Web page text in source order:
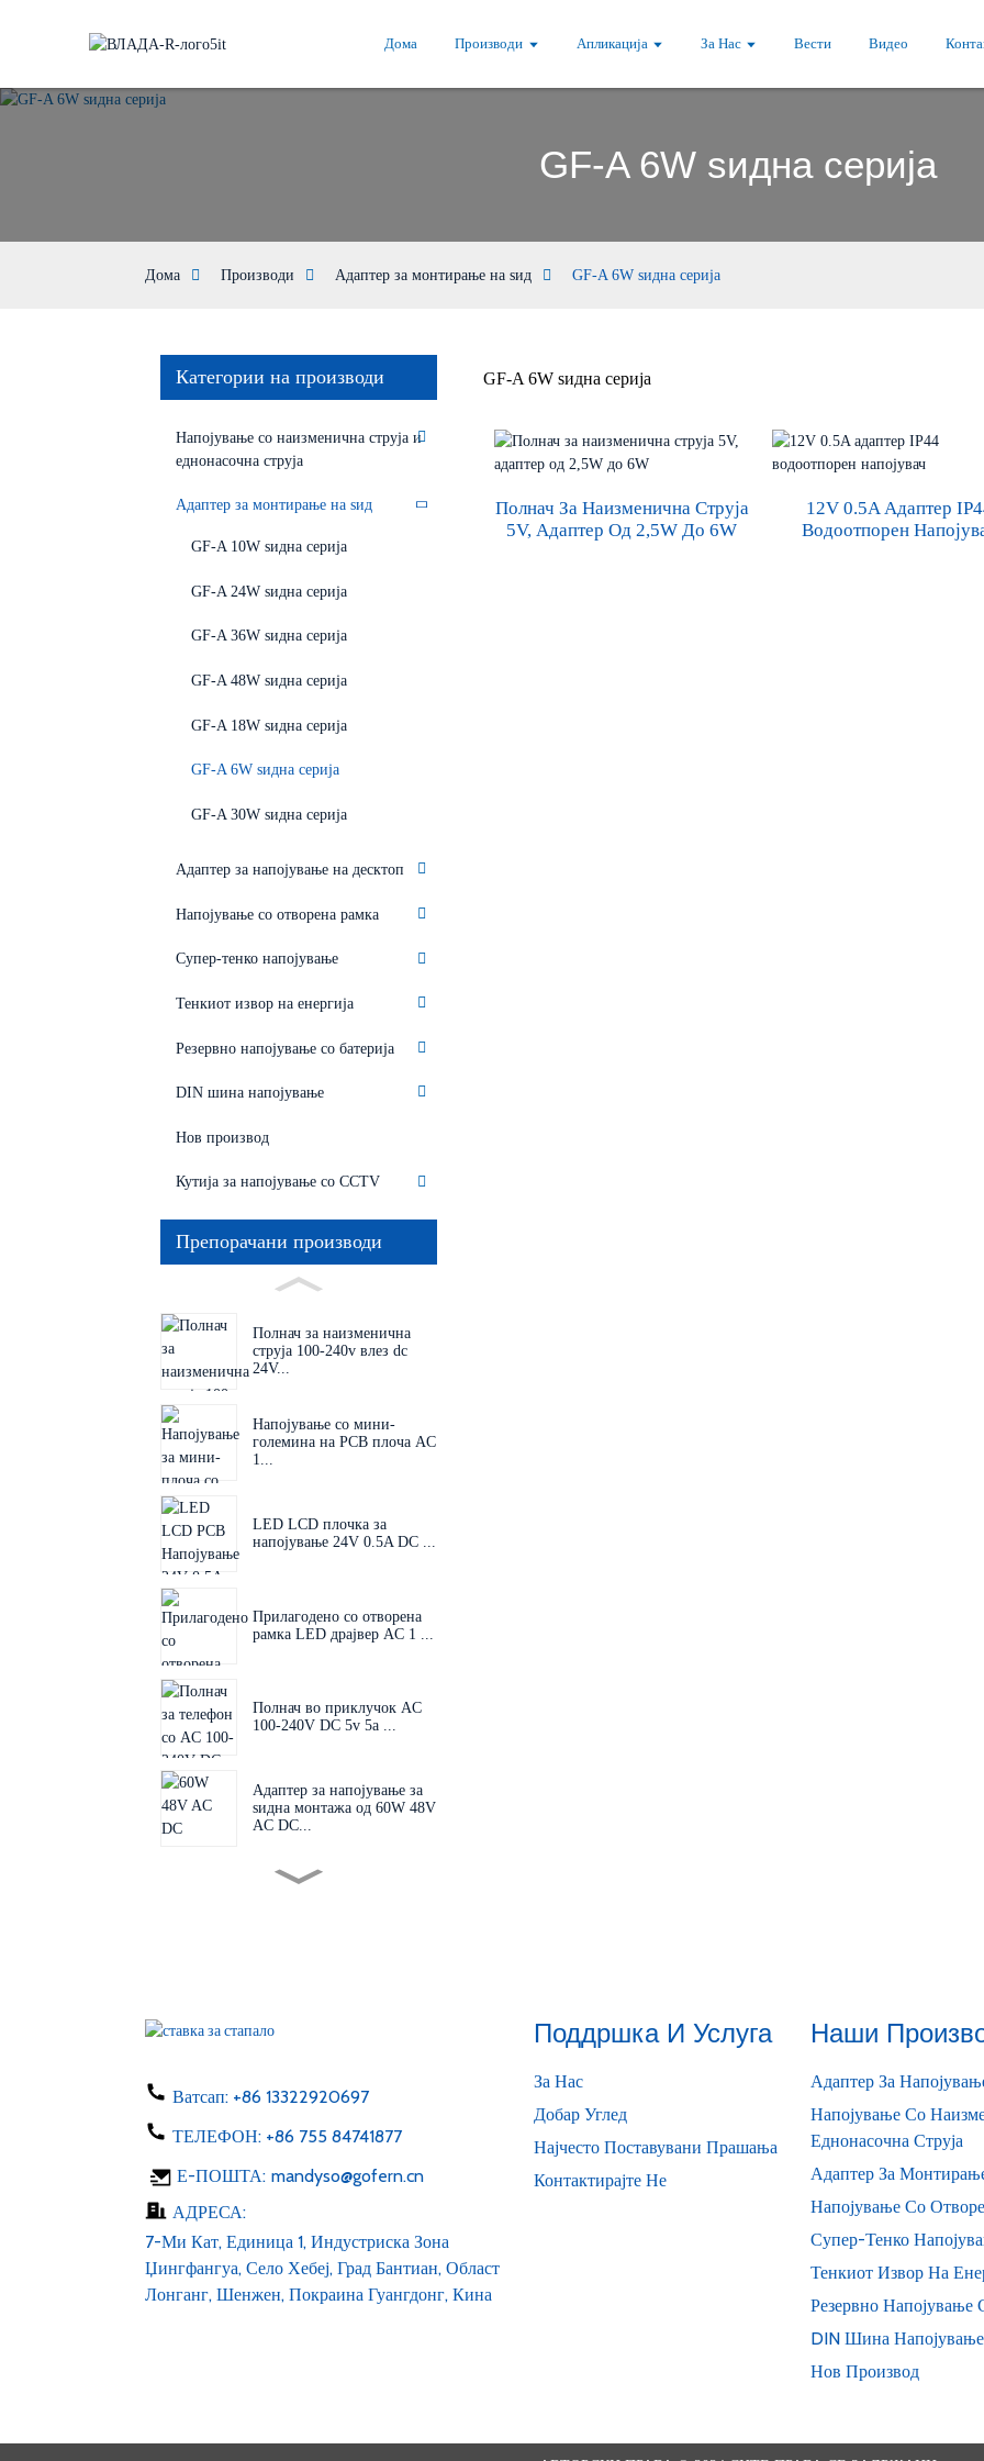
Дома Производи Апликација За Нас Вести Видео
GF-A 6W ѕидна серија
Дома Производи Адаптер за монтирање на ѕид GF-A 6W ѕидна серија
Категории на производи
Напојување со наизменична струја и
еднонасочна струја
Адаптер за монтирање на ѕид
GF-A 10W ѕидна серија
GF-A 24W ѕидна серија
GF-A 36W ѕидна серија
GF-A 48W ѕидна серија
GF-A 18W ѕидна серија
GF-A 6W ѕидна серија
GF-A 30W ѕидна серија
Адаптер за напојување на десктоп
Напојување со отворена рамка
Супер-тенко напојување
Тенкиот извор на енергија
Резервно напојување со батерија
DIN шина напојување
Нов производ
Кутија за напојување со CCTV
Препорачани производи
Полнач за наизменична
струја 100-240v влез dc
24V...
Напојување со мини-
големина на PCB плоча AC
1...
LED LCD плочка за
напојување 24V 0.5A DC ...
Прилагодено со отворена
рамка LED драјвер AC 1 ...
Полнач во приклучок AC
100-240V DC 5v 5a ...
Адаптер за напојување за
ѕидна монтажа од 60W 48V
AC DC...
C USB AC 100-24...
LED лента 6v 12v 24v AC
100-240V DC 1...
GF-A 6W ѕидна серија
Полнач За Наизменична Струја
5V, Адаптер Од 2,5W До 6W
12V 0.5A Адаптер
Водоотпорен
Ватсап: +86 13322920697
ТЕЛЕФОН: +86 755 84741877
Е-ПОШТА: mandyso@gofern.cn
АДРЕСА:
7-Ми Кат, Единица 1, Индустриска Зона
Џингфангуа, Село Хебеј, Град Бантиан, Област
Лонганг, Шенжен, Покраина Гуангдонг, Кина
Поддршка И Услуга
За Нас
Добар Углед
Најчесто Поставувани Прашања
Контактирајте Не
Наши
Адаптер За
Напојување Со
Еднонасочна Струја
Адаптер За
Напојување Со
Супер-Тенко
Тенкиот Извор На
Резервно Напојување
DIN Шина Напојување
Нов Производ